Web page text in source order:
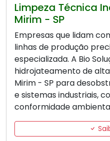
Limpeza Técnica
Mirim - SP
Empresas que lidam
linhas de produção
especializada. A Bio
hidrojateamento de
Mirim - SP para
e sistemas industriais,
conformidade